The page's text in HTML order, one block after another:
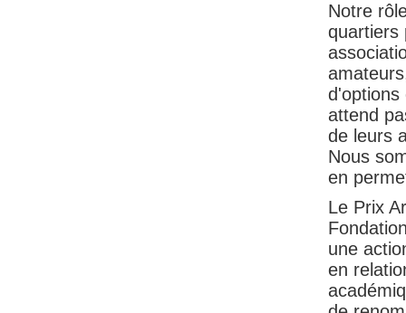
Notre
quartiers
d'options
attend
de leurs
Nous
en
Le Prix
une
en